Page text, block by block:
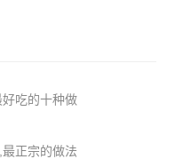
吃的十种做
正宗的做法